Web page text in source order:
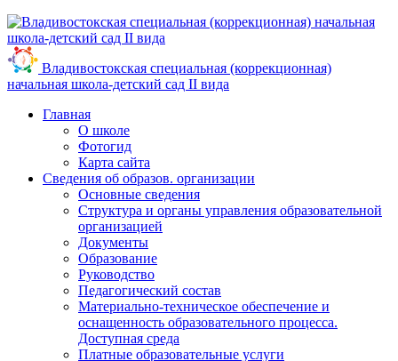
Владивостокская специальная (коррекционная)
начальная школа-детский сад II вида
Главная
О школе
Фотогид
Карта сайта
Сведения об образов. организации
Основные сведения
Структура и органы управления образовательной
организацией
Документы
Образование
Руководство
Педагогический состав
Материально-техническое обеспечение и
оснащенность образовательного процесса.
Доступная среда
Платные образовательные услуги